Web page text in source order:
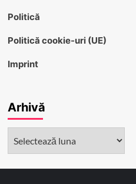
Politică
Politică cookie-uri (UE)
Imprint
Arhivă